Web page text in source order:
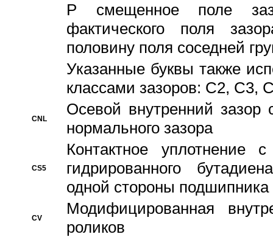
P смещенное поле
фактического поля
половину поля соседней
Указанные буквы также
классами зазоров: С2,
CNL
Осевой внутренний зазор
нормального зазора
CS5
Контактное уплотнение
гидрированного
одной стороны подшипника
CV
Модифицированная
роликов